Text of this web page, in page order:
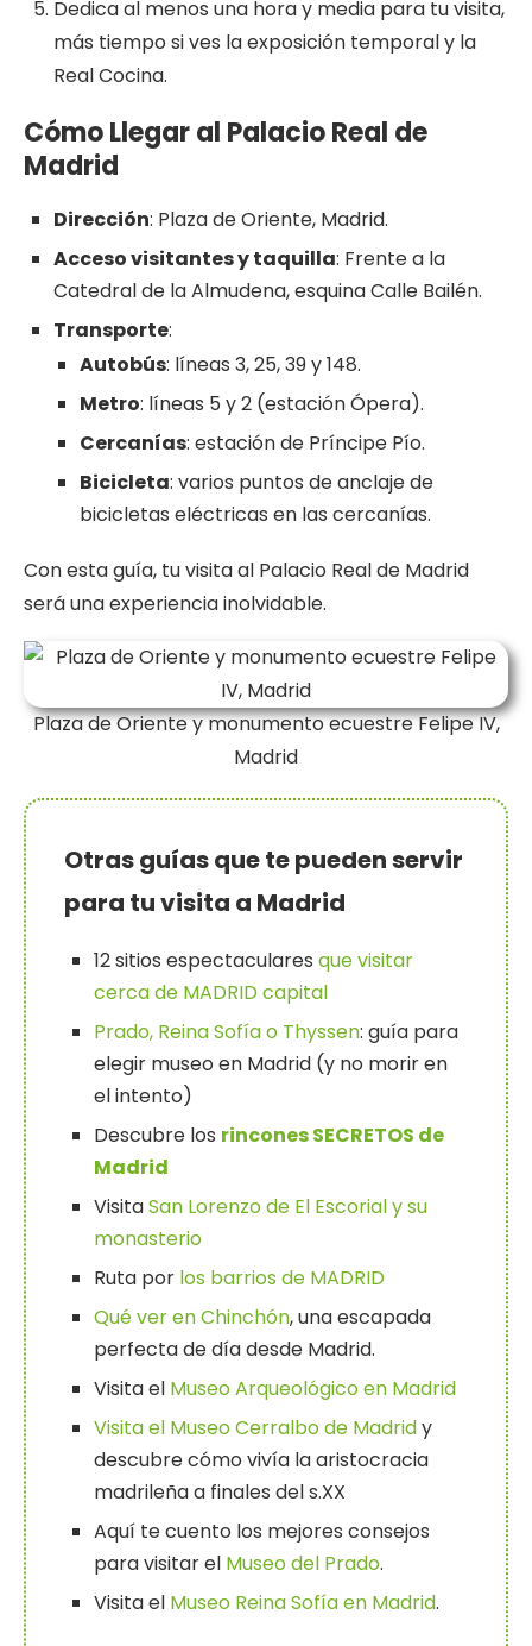
Dedica al menos una hora y media para tu visita,
más tiempo si ves la exposición temporal y la
Real Cocina.
Cómo Llegar al Palacio Real de
Madrid
Dirección: Plaza de Oriente, Madrid.
Acceso visitantes y taquilla: Frente a la
Catedral de la Almudena, esquina Calle Bailén.
Transporte:
Autobús: líneas 3, 25, 39 y 148.
Metro: líneas 5 y 2 (estación Ópera).
Cercanías: estación de Príncipe Pío.
Bicicleta: varios puntos de anclaje de
bicicletas eléctricas en las cercanías.
Con esta guía, tu visita al Palacio Real de Madrid
será una experiencia inolvidable.
Plaza de Oriente y monumento ecuestre Felipe IV,
Madrid
Otras guías que te pueden servir
para tu visita a Madrid
12 sitios espectaculares que visitar
cerca de MADRID capital
Prado, Reina Sofía o Thyssen: guía para
elegir museo en Madrid (y no morir en
el intento)
Descubre los rincones SECRETOS de
Madrid
VisitaSan Lorenzo de El Escorial y su
monasterio
Ruta por los barrios de MADRID
Qué ver en Chinchón, una escapada
perfecta de día desde Madrid.
Visita el Museo Arqueológico en Madrid
Visita el Museo Cerralbo de Madridy
descubre cómo vivía la aristocracia
madrileña a finales del s.XX
Aquí te cuento los mejores consejos
para visitar el Museo del Prado.
Visita el Museo Reina Sofía en Madrid.